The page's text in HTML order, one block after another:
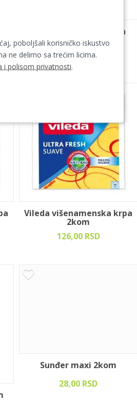
Tipi Mikrofiber krpa za
staklo 40x30cm
108,00 RSD
Vileda višenamenska krpa
2kom
126,00 RSD
Sunđer maxi 2kom
28,00 RSD
poboljšali korisničko iskustvo
ne delimo sa trećim licima.
i polisom privatnosti.